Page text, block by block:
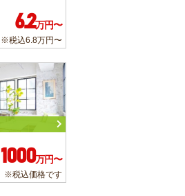
6.2万円〜
※税込6.8万円〜
1000万円〜
※税込価格です